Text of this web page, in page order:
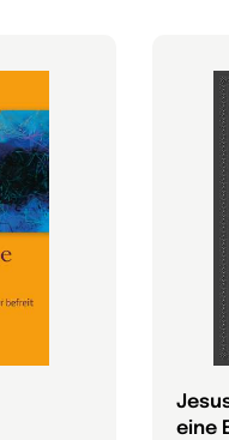
eine